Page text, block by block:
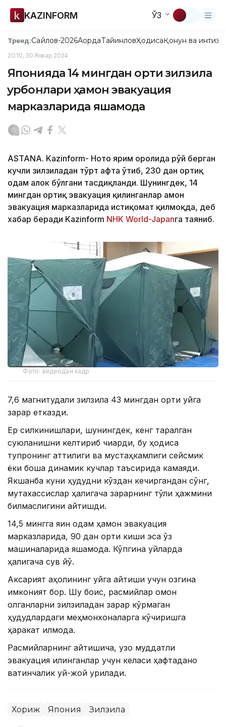
KAZINFORM ЎЗ
Тренд:Сайлов-2026АқордаТайинловҲодисаҚонун ва
20:10, 30 Январ 2024
Японияда 14 мингдан ортиқ зилзила
қурбонлари ҳамон эвакуация
марказларида яшамоқда
ASTANA. Kazinform- Ното ярим оролида рўй берган
кучли зилзиладан тўрт ҳафта ўтиб, 230 дан ортиқ
одам ҳалок бўлгани тасдиқланди. Шунингдек, 14
мингдан ортиқ эвакуация қилинганлар ҳамон
эвакуация марказларида истиқомат қилмоқда, деб
хабар беради Kazinform NHK World-Japanга таяниб.
Фото: видеодан кадр
7,6 магнитудали зилзила 43 мингдан ортиқ уйга
зарар етказди.
Ер силкинишлари, шунингдек, кенг тарқалган
суюқланишни келтириб чиқарди, бу ҳодиса
тупроқнинг қаттиқлиги ва мустаҳкамлиги сейсмик
ёки бошқа динамик кучлар таъсирида камаяди.
Якшанба куни ҳудудни кўздан кечиргандан сўнг,
мутахассислар ҳалигача зарарнинг тўлиқ ҳажмини
билмаслигини айтишди.
14,5 мингга яқин одам ҳамон эвакуация
марказларида, 90 дан ортиқ киши эса ўз
машиналарида яшамоқда. Кўпгина уйларда
ҳалигача сув йўқ.
Аксарият аҳолининг уйга қайтиши учун озгина
имконият бор. Шу боис, расмийлар омон
қолганларни зилзиладан зарар кўрмаган
ҳудудлардаги меҳмонхоналарга кўчиришга
ҳаракат қилмоқда.
Расмийларнинг айтишича, узоқ муддатли
эвакуация қилинганлар учун келаси ҳафтаданоқ
вақтинчалик уй-жой қурилади.
Хориж Япония Зилзила